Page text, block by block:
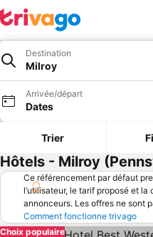
Destination
Milroy
Arrivée/départ
Dates
Trier
Hôtels - Milroy
Ce référencement par défaut
l’utilisateur, le tarif proposé et
annonceurs. Les offres ne sont
Comment fonctionne trivago
Choix populaire